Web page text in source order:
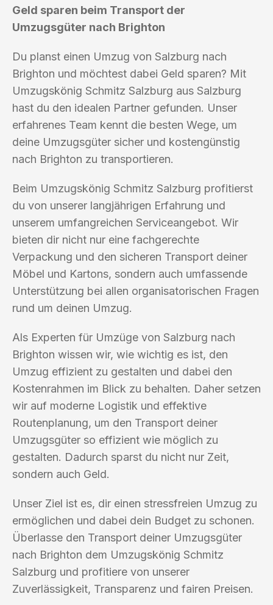
Geld sparen beim Transport der
Umzugsgüter nach Brighton
Du planst einen Umzug von Salzburg nach
Brighton und möchtest dabei Geld sparen? Mit
Umzugskönig Schmitz Salzburg aus Salzburg
hast du den idealen Partner gefunden. Unser
erfahrenes Team kennt die besten Wege, um
deine Umzugsgüter sicher und kostengünstig
nach Brighton zu transportieren.
Beim Umzugskönig Schmitz Salzburg profitierst
du von unserer langjährigen Erfahrung und
unserem umfangreichen Serviceangebot. Wir
bieten dir nicht nur eine fachgerechte
Verpackung und den sicheren Transport deiner
Möbel und Kartons, sondern auch umfassende
Unterstützung bei allen organisatorischen Fragen
rund um deinen Umzug.
Als Experten für Umzüge von Salzburg nach
Brighton wissen wir, wie wichtig es ist, den
Umzug effizient zu gestalten und dabei den
Kostenrahmen im Blick zu behalten. Daher setzen
wir auf moderne Logistik und effektive
Routenplanung, um den Transport deiner
Umzugsgüter so effizient wie möglich zu
gestalten. Dadurch sparst du nicht nur Zeit,
sondern auch Geld.
Unser Ziel ist es, dir einen stressfreien Umzug zu
ermöglichen und dabei dein Budget zu schonen.
Überlasse den Transport deiner Umzugsgüter
nach Brighton dem Umzugskönig Schmitz
Salzburg und profitiere von unserer
Zuverlässigkeit, Transparenz und fairen Preisen.